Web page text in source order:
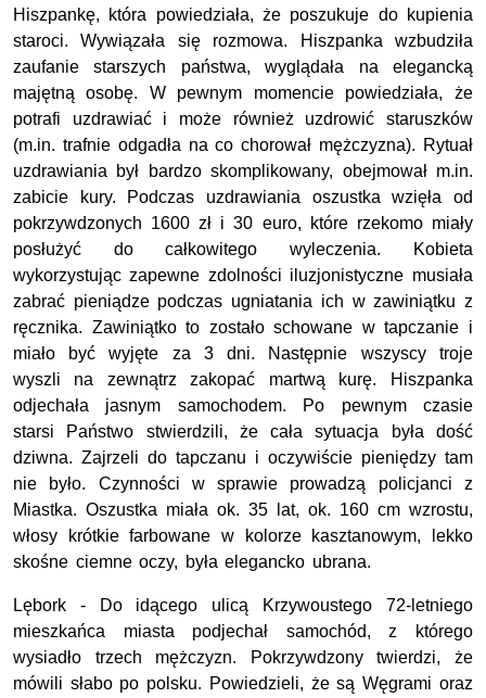
Hiszpankę, która powiedziała, że poszukuje do kupienia
staroci. Wywiązała się rozmowa. Hiszpanka wzbudziła
zaufanie starszych państwa, wyglądała na elegancką
majętną osobę. W pewnym momencie powiedziała, że
potrafi uzdrawiać i może również uzdrowić staruszków
(m.in. trafnie odgadła na co chorował mężczyzna). Rytuał
uzdrawiania był bardzo skomplikowany, obejmował m.in.
zabicie kury. Podczas uzdrawiania oszustka wzięła od
pokrzywdzonych 1600 zł i 30 euro, które rzekomo miały
posłużyć do całkowitego wyleczenia. Kobieta
wykorzystując zapewne zdolności iluzjonistyczne musiała
zabrać pieniądze podczas ugniatania ich w zawiniątku z
ręcznika. Zawiniątko to zostało schowane w tapczanie i
miało być wyjęte za 3 dni. Następnie wszyscy troje
wyszli na zewnątrz zakopać martwą kurę. Hiszpanka
odjechała jasnym samochodem. Po pewnym czasie
starsi Państwo stwierdzili, że cała sytuacja była dość
dziwna. Zajrzeli do tapczanu i oczywiście pieniędzy tam
nie było. Czynności w sprawie prowadzą policjanci z
Miastka. Oszustka miała ok. 35 lat, ok. 160 cm wzrostu,
włosy krótkie farbowane w kolorze kasztanowym, lekko
skośne ciemne oczy, była elegancko ubrana.
Lębork - Do idącego ulicą Krzywoustego 72-letniego
mieszkańca miasta podjechał samochód, z którego
wysiadło trzech mężczyzn. Pokrzywdzony twierdzi, że
mówili słabo po polsku. Powiedzieli, że są Węgrami oraz